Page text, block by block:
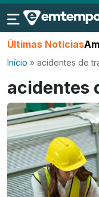
Últimas Notícias
Início » acidentes de
acidentes